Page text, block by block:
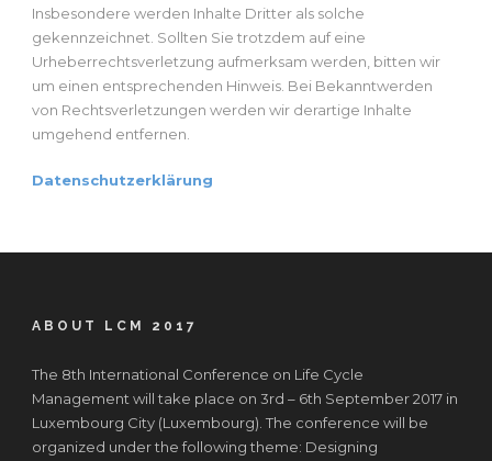
Insbesondere werden Inhalte Dritter als solche
gekennzeichnet. Sollten Sie trotzdem auf eine
Urheberrechtsverletzung aufmerksam werden, bitten wir
um einen entsprechenden Hinweis. Bei Bekanntwerden
von Rechtsverletzungen werden wir derartige Inhalte
umgehend entfernen.
Datenschutzerklärung
ABOUT LCM 2017
The 8th International Conference on Life Cycle
Management will take place on 3rd – 6th September 2017 in
Luxembourg City (Luxembourg). The conference will be
organized under the following theme: Designing